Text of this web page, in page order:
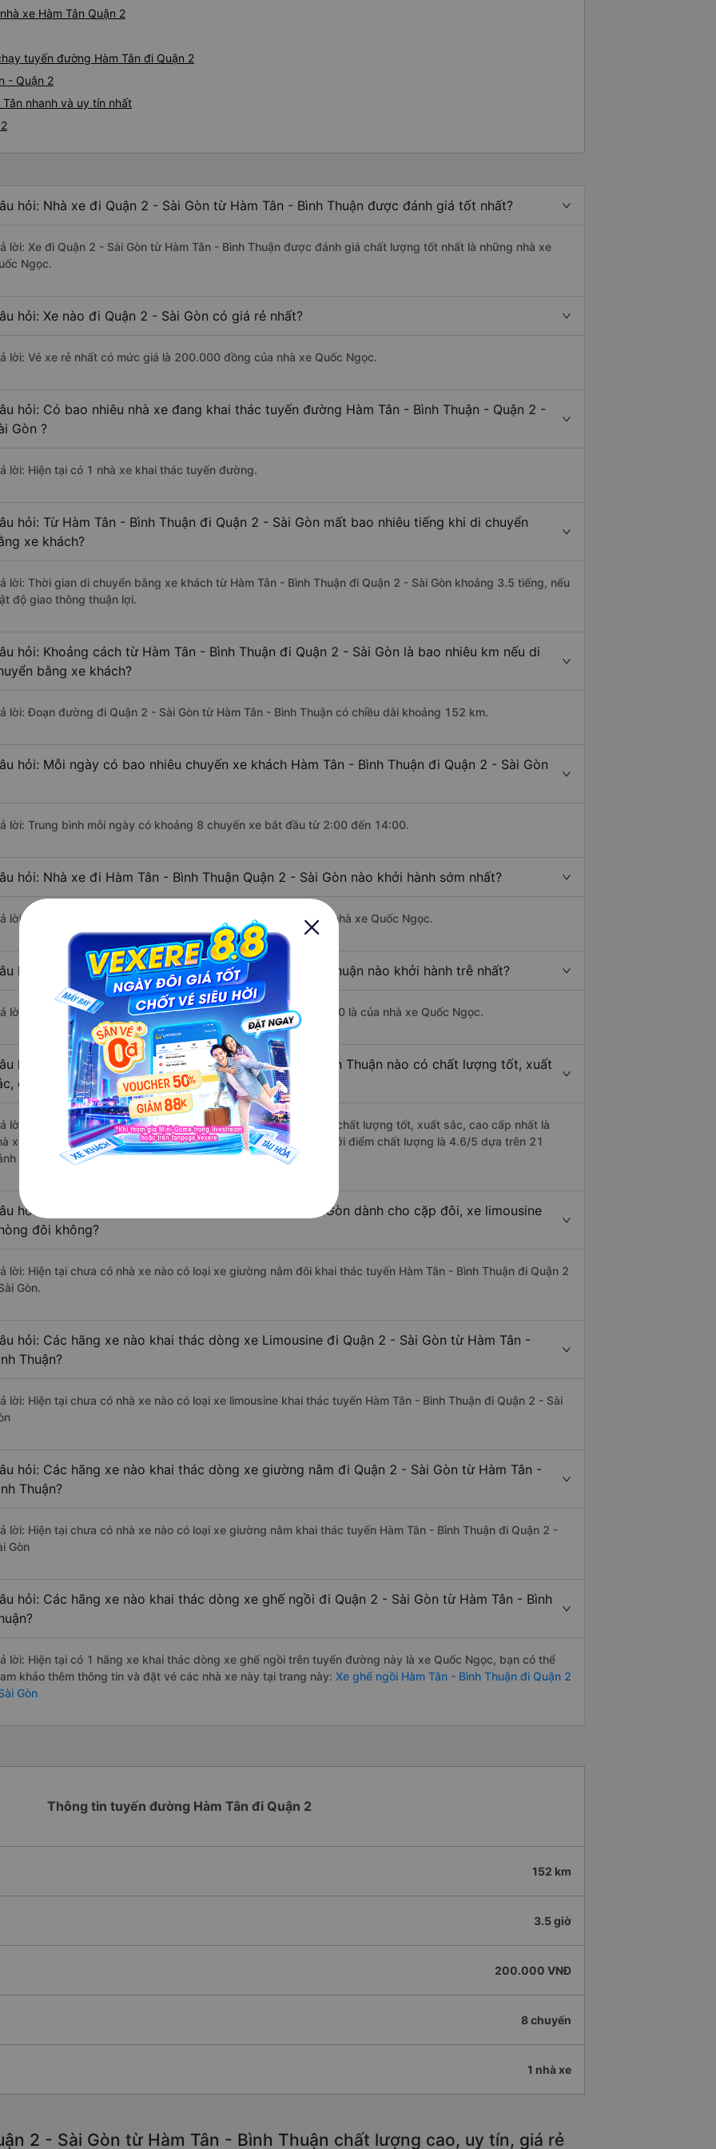
xe Hàm Tân Quận 2
tuyến đường Hàm Tân đi Quận 2
- Quận 2
nhanh và uy tín nhất
hỏi: Nhà xe đi Quận 2 - Sài Gòn từ Hàm Tân - Bình Thuận được đánh giá tốt nhất?
lời: Xe đi Quận 2 - Sài Gòn từ Hàm Tân - Bình Thuận được đánh giá chất lượng tốt nhất là những nhà xe
Ngọc.
hỏi: Xe nào đi Quận 2 - Sài Gòn có giá rẻ nhất?
lời: Vé xe rẻ nhất có mức giá là 200.000 đồng của nhà xe Quốc Ngọc.
hỏi: Có bao nhiêu nhà xe đang khai thác tuyến đường Hàm Tân - Bình Thuận - Quận 2 -
Gòn ?
lời: Hiện tại có 1 nhà xe khai thác tuyến đường.
hỏi: Từ Hàm Tân - Bình Thuận đi Quận 2 - Sài Gòn mất bao nhiêu tiếng khi di chuyển
xe khách?
lời: Thời gian di chuyển bằng xe khách từ Hàm Tân - Bình Thuận đi Quận 2 - Sài Gòn khoảng 3.5 tiếng, nếu
độ giao thông thuận lợi.
hỏi: Khoảng cách từ Hàm Tân - Bình Thuận đi Quận 2 - Sài Gòn là bao nhiêu km nếu di
bằng xe khách?
lời: Đoạn đường đi Quận 2 - Sài Gòn từ Hàm Tân - Bình Thuận có chiều dài khoảng 152 km.
hỏi: Mỗi ngày có bao nhiêu chuyến xe khách Hàm Tân - Bình Thuận đi Quận 2 - Sài Gòn
lời: Trung bình mỗi ngày có khoảng 8 chuyến xe bắt đầu từ 2:00 đến 14:00.
hỏi: Nhà xe đi Hàm Tân - Bình Thuận Quận 2 - Sài Gòn nào khởi hành sớm nhất?
lời: Chuyến xe có giờ xuất phát sớm nhất vào lúc 2:00 là của nhà xe Quốc Ngọc.
hỏi: Nhà xe đi Quận 2 - Sài Gòn từ Hàm Tân - Bình Thuận nào khởi hành trễ nhất?
lời: Chuyến xe có giờ xuất phát trễ (muộn) nhất là vào lúc 14:00 là của nhà xe Quốc Ngọc.
hỏi: Review xe đi Quận 2 - Sài Gòn từ Hàm Tân - Bình Thuận nào có chất lượng tốt, xuất
cao cấp nhất?
lời: Những hãng xe đi Hàm Tân - Bình Thuận Quận 2 - Sài Gòn chất lượng tốt, xuất sắc, cao cấp nhất là
xe Quốc Ngọc đi Quận 2 - Sài Gòn từ Hàm Tân - Bình Thuận với điểm chất lượng là 4.6/5 dựa trên 21
giá của khách hàng).
hỏi: Có loại xe Hàm Tân - Bình Thuận Quận 2 - Sài Gòn dành cho cặp đôi, xe limousine
đôi không?
lời: Hiện tại chưa có nhà xe nào có loại xe giường nằm đôi khai thác tuyến Hàm Tân - Bình Thuận đi Quận 2
Gòn.
hỏi: Các hãng xe nào khai thác dòng xe Limousine đi Quận 2 - Sài Gòn từ Hàm Tân -
Thuận?
lời: Hiện tại chưa có nhà xe nào có loại xe limousine khai thác tuyến Hàm Tân - Bình Thuận đi Quận 2 - Sài
hỏi: Các hãng xe nào khai thác dòng xe giường nằm đi Quận 2 - Sài Gòn từ Hàm Tân -
Thuận?
lời: Hiện tại chưa có nhà xe nào có loại xe giường nằm khai thác tuyến Hàm Tân - Bình Thuận đi Quận 2 -
Gòn
hỏi: Các hãng xe nào khai thác dòng xe ghế ngồi đi Quận 2 - Sài Gòn từ Hàm Tân - Bình
lời: Hiện tại có 1 hãng xe khai thác dòng xe ghế ngồi trên tuyến đường này là xe Quốc Ngọc, bạn có thể
khảo thêm thông tin và đặt vé các nhà xe này tại trang này: Xe ghế ngồi Hàm Tân - Bình Thuận đi Quận 2
Gòn
Thông tin tuyến đường Hàm Tân đi Quận 2
152 km
3.5 giờ
200.000 VNĐ
8 chuyến
1 nhà xe
2 - Sài Gòn từ Hàm Tân - Bình Thuận chất lượng cao, uy tín, giá rẻ